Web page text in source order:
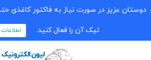
دوستان عزیز در صورت نیاز به فاکتور کاغذی
تیک آن را فعال کنید.